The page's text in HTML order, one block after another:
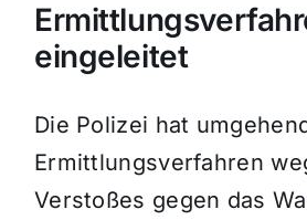
eingeleitet
Die Polizei hat
Ermittlungsverfahren
Verstoßes gegen das